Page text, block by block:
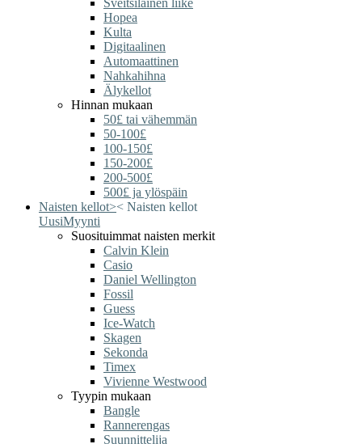
Sveitsiläinen liike
Hopea
Kulta
Digitaalinen
Automaattinen
Nahkahihna
Älykellot
Hinnan mukaan
50£ tai vähemmän
50-100£
100-150£
150-200£
200-500£
500£ ja ylöspäin
Naisten kellot>< Naisten kellot
UusiMyynti
Suosituimmat naisten merkit
Calvin Klein
Casio
Daniel Wellington
Fossil
Guess
Ice-Watch
Skagen
Sekonda
Timex
Vivienne Westwood
Tyypin mukaan
Bangle
Rannerengas
Suunnittelija